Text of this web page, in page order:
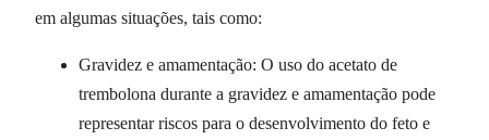
em algumas situações, tais como:
Gravidez e amamentação: O uso do acetato de
trembolona durante a gravidez e amamentação pode
representar riscos para o desenvolvimento do feto e